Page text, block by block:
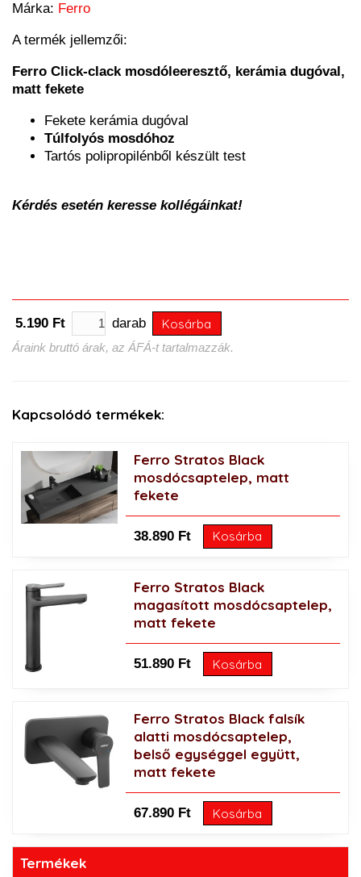
Márka: Ferro
A termék jellemzői:
Ferro Click-clack mosdóleeresztő, kerámia dugóval,
matt fekete
Fekete kerámia dugóval
Túlfolyós mosdóhoz
Tartós polipropilénből készült test
Kérdés esetén keresse kollégáinkat!
5.190 Ft darab Kosárba
Áraink bruttó árak, az ÁFÁ-t tartalmazzák.
Kapcsolódó termékek:
Ferro Stratos Black
mosdócsaptelep, matt
fekete
38.890 Ft Kosárba
Ferro Stratos Black
magasított mosdócsaptelep,
matt fekete
51.890 Ft Kosárba
Ferro Stratos Black falsík
alatti mosdócsaptelep,
belső egységgel együtt,
matt fekete
67.890 Ft Kosárba
Termékek